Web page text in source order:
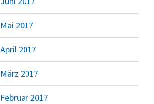
Mai 2017
April 2017
März 2017
Februar 2017